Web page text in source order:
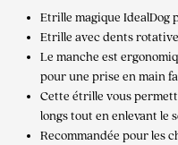
Etrille magique IdealDog
Etrille avec dents
Le manche est
pour une prise en main
Cette étrille vous
longs tout en enlevant le
Recommandée pour les